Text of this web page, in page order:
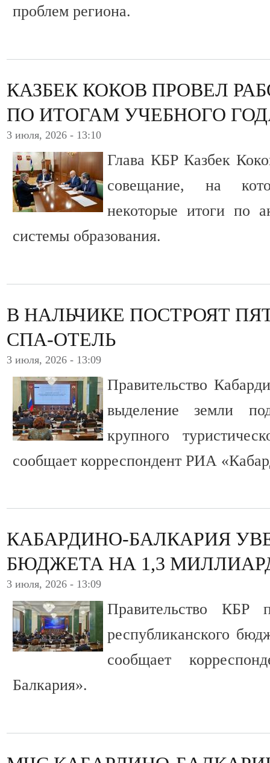
проблем региона.
КАЗБЕК КОКОВ ПРОВЕЛ
ПО ИТОГАМ УЧЕБНОГО
3 июля, 2026 - 13:10
Глава КБР Казбек
совещание, на
некоторые итоги по
системы образования.
В НАЛЬЧИКЕ ПОСТРОЯТ
СПА-ОТЕЛЬ
3 июля, 2026 - 13:09
Правительство
выделение земли
крупного
сообщает корреспондент РИА
КАБАРДИНО-БАЛКАРИЯ
БЮДЖЕТА НА 1,3
3 июля, 2026 - 13:09
Правительство КБР
республиканского
сообщает
Балкария».